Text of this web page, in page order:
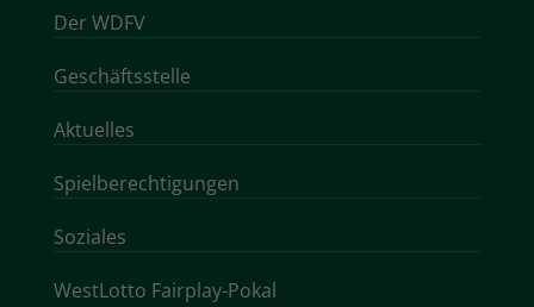
Der WDFV
Geschäftsstelle
Aktuelles
Spielberechtigungen
Soziales
WestLotto Fairplay-Pokal